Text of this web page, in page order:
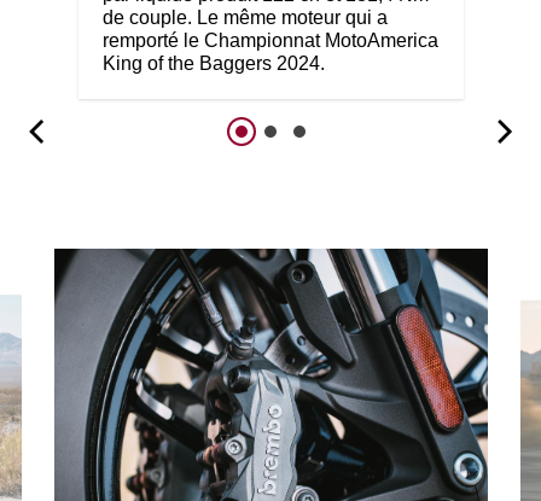
de couple. Le même moteur qui a
remporté le Championnat MotoAmerica
King of the Baggers 2024.